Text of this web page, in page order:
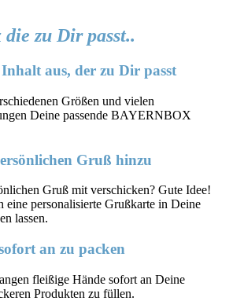
zu Dir passt..
aus, der zu Dir passt
Größen und vielen
Deine passende BAYERNBOX
Gruß hinzu
Gruß mit verschicken? Gute Idee!
eine personalisierte Grußkarte in Deine
lassen.
an zu packen
fleißige Hände sofort an Deine
Produkten zu füllen.